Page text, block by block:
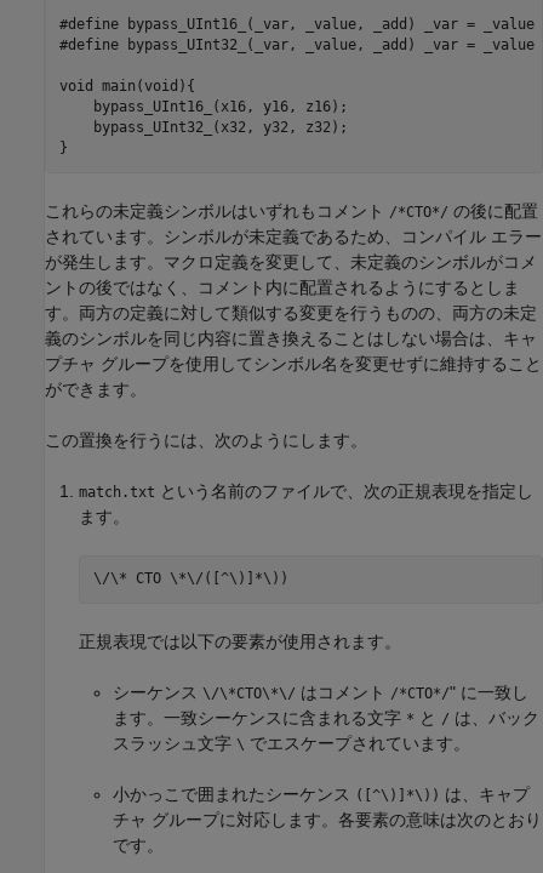
#define bypass_UInt16_(_var, _value, _add) _var = _value +/
#define bypass_UInt32_(_var, _value, _add) _var = _value +/
void main(void){
    bypass_UInt16_(x16, y16, z16);
    bypass_UInt32_(x32, y32, z32);
}
これらの未定義シンボルはいずれもコメント /*CTO*/ の後に配置
されています。シンボルが未定義であるため、コンパイル エラー
が発生します。マクロ定義を変更して、未定義のシンボルがコメ
ントの後ではなく、コメント内に配置されるようにするとしま
す。両方の定義に対して類似する変更を行うものの、両方の未定
義のシンボルを同じ内容に置き換えることはしない場合は、キャ
プチャ グループを使用してシンボル名を変更せずに維持すること
ができます。
この置換を行うには、次のようにします。
match.txt という名前のファイルで、次の正規表現を指定し
ます。
\/\* CTO \*\/([^\)]*\))
正規表現では以下の要素が使用されます。
シーケンス \/\*CTO\*\/ はコメント /*CTO*/" に一致し
ます。一致シーケンスに含まれる文字 * と / は、バック
スラッシュ文字 \ でエスケープされています。
小かっこで囲まれたシーケンス ([^\)]*\)) は、キャプ
チャ グループに対応します。各要素の意味は次のとおり
です。